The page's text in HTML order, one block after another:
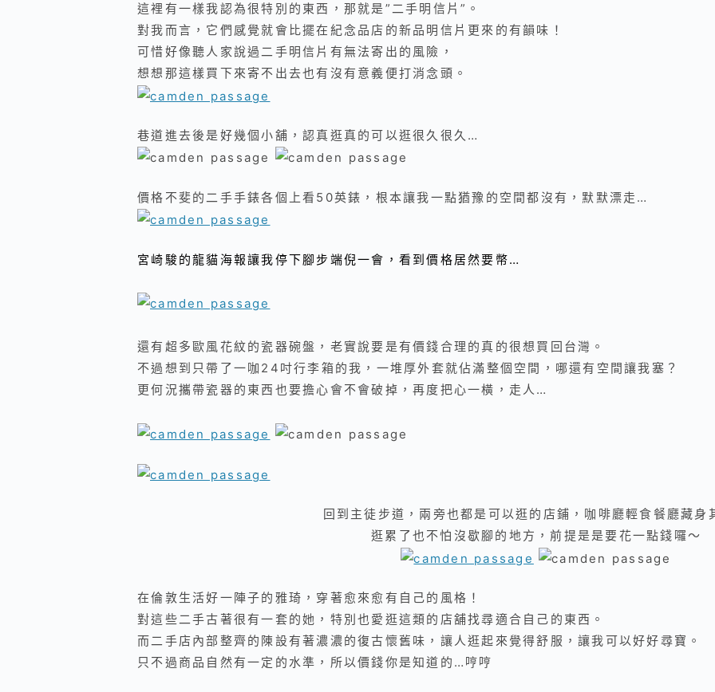
這裡有一樣我認為很特別的東西，那就是”二手明信片”。
對我而言，它們感覺就會比擺在紀念品店的新品明信片更來的有韻味！
可惜好像聽人家說過二手明信片有無法寄出的風險，
想想那這樣買下來寄不出去也有沒有意義便打消念頭。
巷道進去後是好幾個小舖，認真逛真的可以逛很久很久…
價格不斐的二手手錶各個上看50英錶，根本讓我一點猶豫的空間都沒有，默默漂走…
宮崎駿的龍貓海報讓我停下腳步端倪一會，看到價格居然要幣…
還有超多歐風花紋的瓷器碗盤，老實說要是有價錢合理的真的很想買回台灣。
不過想到只帶了一咖24吋行李箱的我，一堆厚外套就佔滿整個空間，哪還有空間讓我塞？
更何況攜帶瓷器的東西也要擔心會不會破掉，再度把心一橫，走人…
回到主徒步道，兩旁也都是可以逛的店鋪，咖啡廳輕食餐廳藏身
逛累了也不怕沒歇腳的地方，前提是是要花一點錢囉～
在倫敦生活好一陣子的雅琦，穿著愈來愈有自己的風格！
對這些二手古著很有一套的她，特別也愛逛這類的店舖找尋適合自己的東西。
而二手店內部整齊的陳設有著濃濃的復古懷舊味， 讓人逛起來覺得舒服， 讓我可以好好尋寶 。
只不過 商品自然有一定的水準，所以價錢你是知道的…哼哼